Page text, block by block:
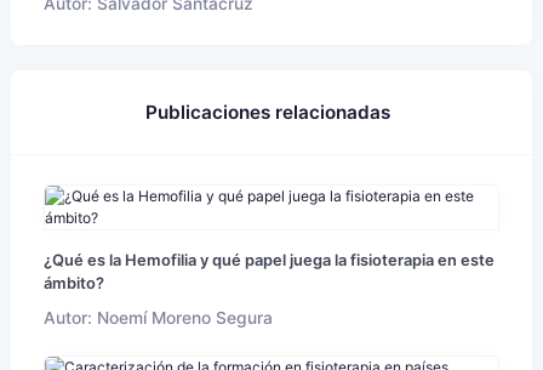
Autor: Salvador Santacruz
Publicaciones relacionadas
¿Qué es la Hemofilia y qué papel juega la fisioterapia en este
ámbito?
Autor: Noemí Moreno Segura